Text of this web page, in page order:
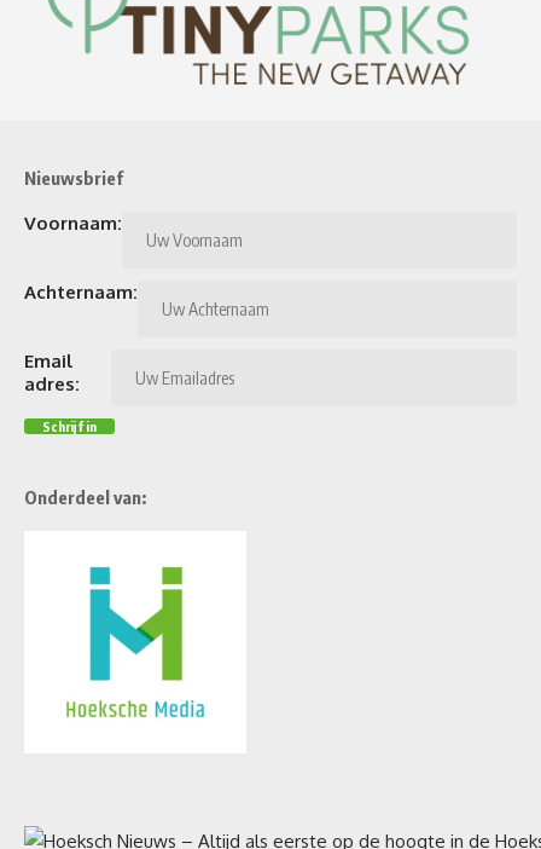
Nieuwsbrief
Voornaam:
Achternaam:
Email
adres:
Onderdeel van: